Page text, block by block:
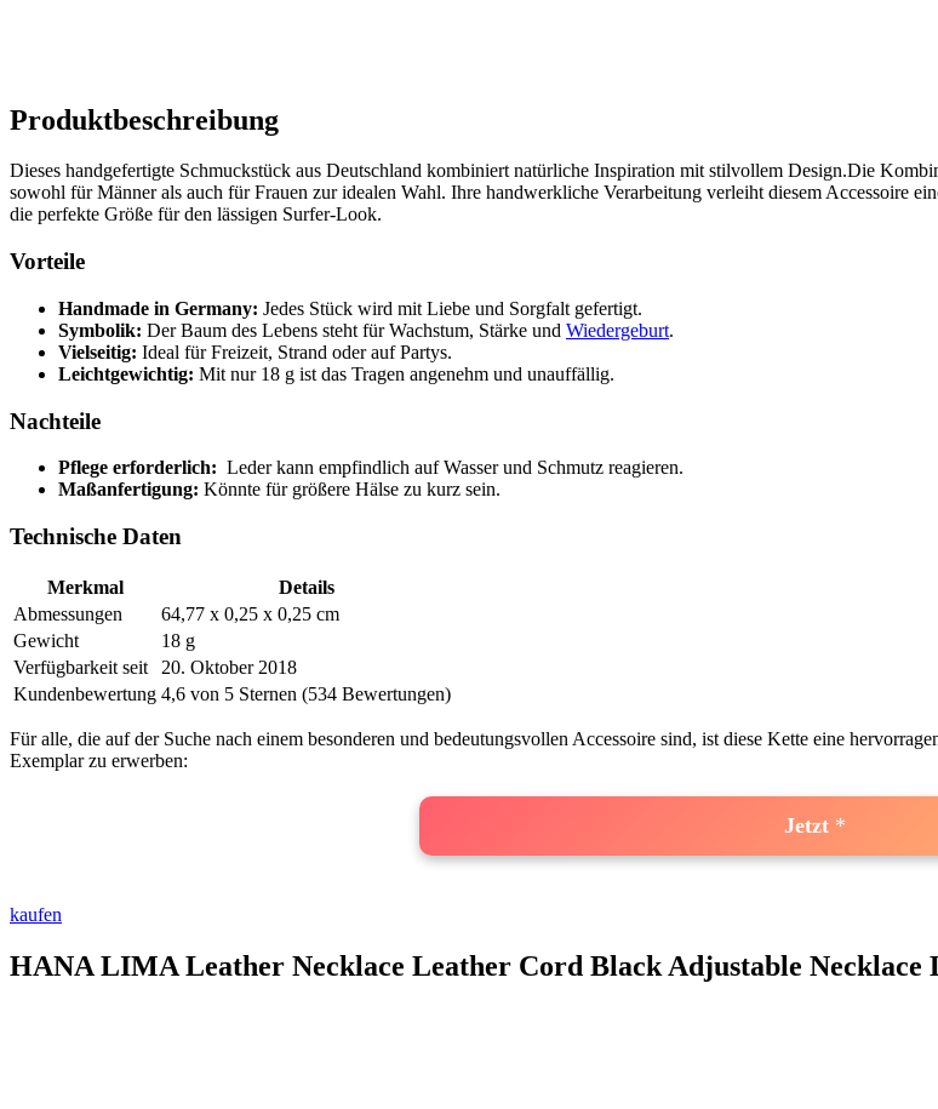
Produktbeschreibung
Dieses handgefertigte Schmuckstück aus Deutschland kombiniert natürliche Inspiration mit stilvollem Design.Die
sowohl für Männer ⁤als auch für Frauen​ zur idealen Wahl. Ihre handwerkliche Verarbeitung verleiht diesem Accessoire
die perfekte Größe für⁢ den ⁣lässigen Surfer-Look.
Vorteile
Handmade in Germany: Jedes Stück wird mit Liebe und Sorgfalt ⁤gefertigt.
Symbolik: Der Baum des ⁤Lebens⁢ steht⁤ für ‍Wachstum,‍ Stärke und Wiedergeburt.
Vielseitig: Ideal für Freizeit, Strand oder auf Partys.
Leichtgewichtig: Mit⁢ nur 18 g ist ⁤das Tragen angenehm und unauffällig.
Nachteile
Pflege erforderlich: ‍ Leder ​kann empfindlich auf‍ Wasser und ⁣Schmutz reagieren.
Maßanfertigung: Könnte für größere Hälse ⁢zu kurz sein.
Technische Daten
Merkmal
Details
Abmessungen
64,77 x 0,25 x 0,25 cm
Gewicht
18 g
Verfügbarkeit seit
20. Oktober 2018
Kundenbewertung 4,6 von 5 Sternen (534 Bewertungen)
Für alle,⁣ die auf der Suche ​nach einem besonderen und bedeutungsvollen Accessoire sind, ist diese Kette eine
Exemplar zu erwerben:
Jetzt
kaufen
HANA ‍LIMA Leather Necklace ‍Leather ‍Cord Black Adjustable Necklace